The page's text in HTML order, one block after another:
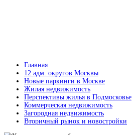
Главная
12 адм. округов Москвы
Новые паркинги в Москве
Жилая недвижимость
Перспективы жилья в Подмосковье
Коммерческая недвижимость
Загородная недвижимость
Вторичный рынок и новостройки